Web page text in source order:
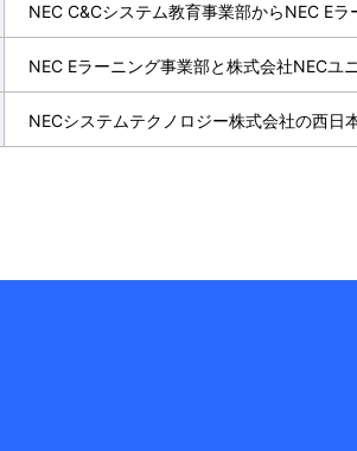
NEC C&Cシステム教育事業部からNEC E
NEC Eラーニング事業部と株式会社NECユ
NECシステムテクノロジー株式会社の西日